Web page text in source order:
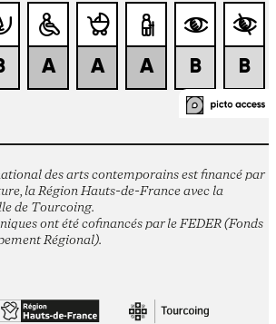
des arts contemporains est financé par
la Région Hauts-de-France avec la
de Tourcoing.
ont été cofinancés par le FEDER (Fonds
Régional).